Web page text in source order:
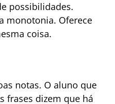
possibilidades.
monotonia. Oferece
coisa.
notas. O aluno que
frases dizem que há